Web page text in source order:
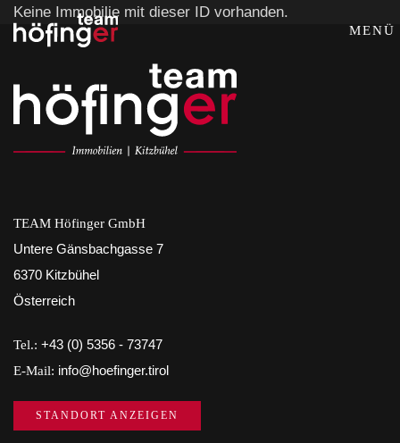
MENÜ
Keine Immobilie mit dieser ID vorhanden.
TEAM Höfinger GmbH
Untere Gänsbachgasse 7
6370 Kitzbühel
Österreich
Tel.: +43 (0) 5356 - 73747
E-Mail: info@hoefinger.tirol
STANDORT ANZEIGEN